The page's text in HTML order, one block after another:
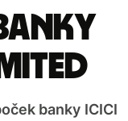
banky ICICI